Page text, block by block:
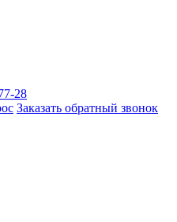
28
Заказать обратный звонок